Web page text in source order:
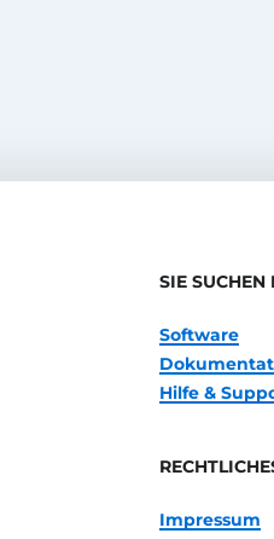
SIE SUCHEN
Software
Hilfe &
Impressum